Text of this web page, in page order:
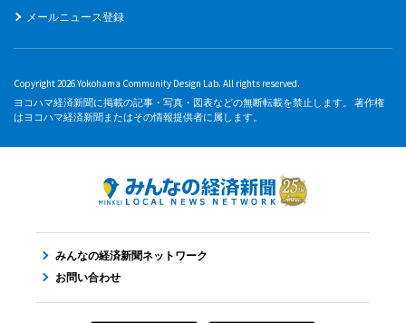
メールニュース登録
Copyright 2026 Yokohama Community Design Lab. All rights reserved.
ヨコハマ経済新聞に掲載の記事・写真・図表などの無断転載を禁止します。 著作権
はヨコハマ経済新聞またはその情報提供者に属します。
みんなの経済新聞ネットワーク
お問い合わせ